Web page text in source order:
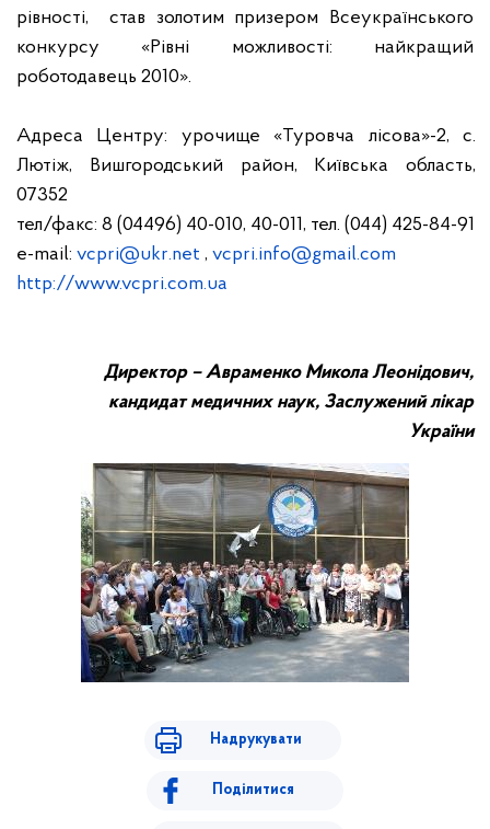
рівності,
став золотим призером Всеукраїнського
конкурсу «Рівні можливості: найкращий
роботодавець 2010».
Адреса Центру: урочище «Туровча лісова»-2, с.
Лютіж, Вишгородський район, Київська область,
07352
тел/факс: 8 (04496) 40-010, 40-011, тел. (044) 425-84-91
e-mail: vcpri@ukr.net , vcpri.info@gmail.com
http://www.vcpri.com.ua
Директор – Авраменко Микола Леонідович,
кандидат медичних наук, Заслужений лікар
України
Надрукувати
Поділитися